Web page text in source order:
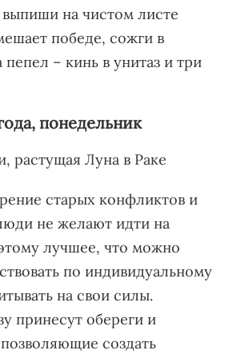
на чистом листе
победе, сожги в
– кинь в унитаз и три
понедельник
растущая Луна в Раке
старых конфликтов и
не желают идти на
лучшее, что можно
по индивидуальному
на свои силы.
принесут обереги и
создать